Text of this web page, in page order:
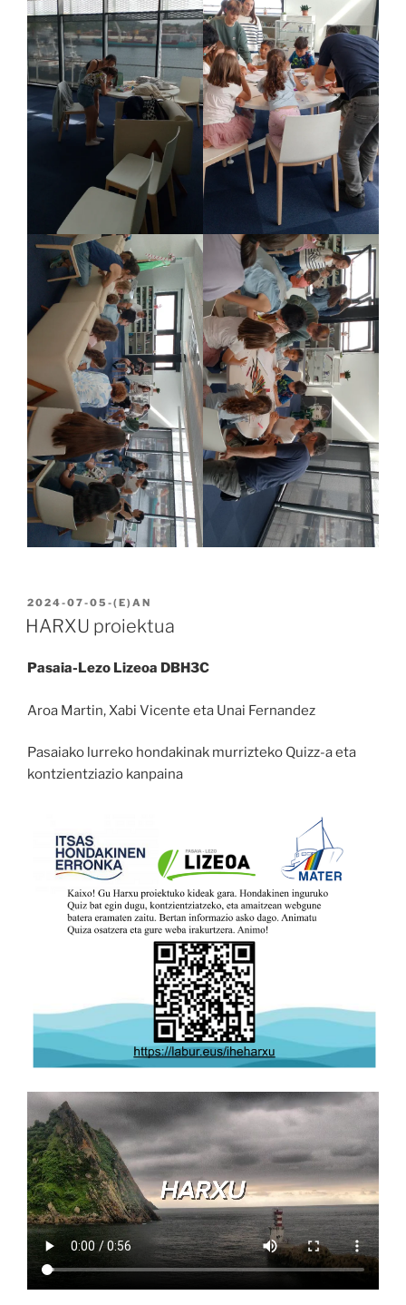
2024-07-05 -(E)AN
HARXU proiektua
Pasaia-Lezo Lizeoa DBH3C
Aroa Martin, Xabi Vicente eta Unai Fernandez
Pasaiako lurreko hondakinak murrizteko Quizz-a eta
kontzientziazio kanpaina